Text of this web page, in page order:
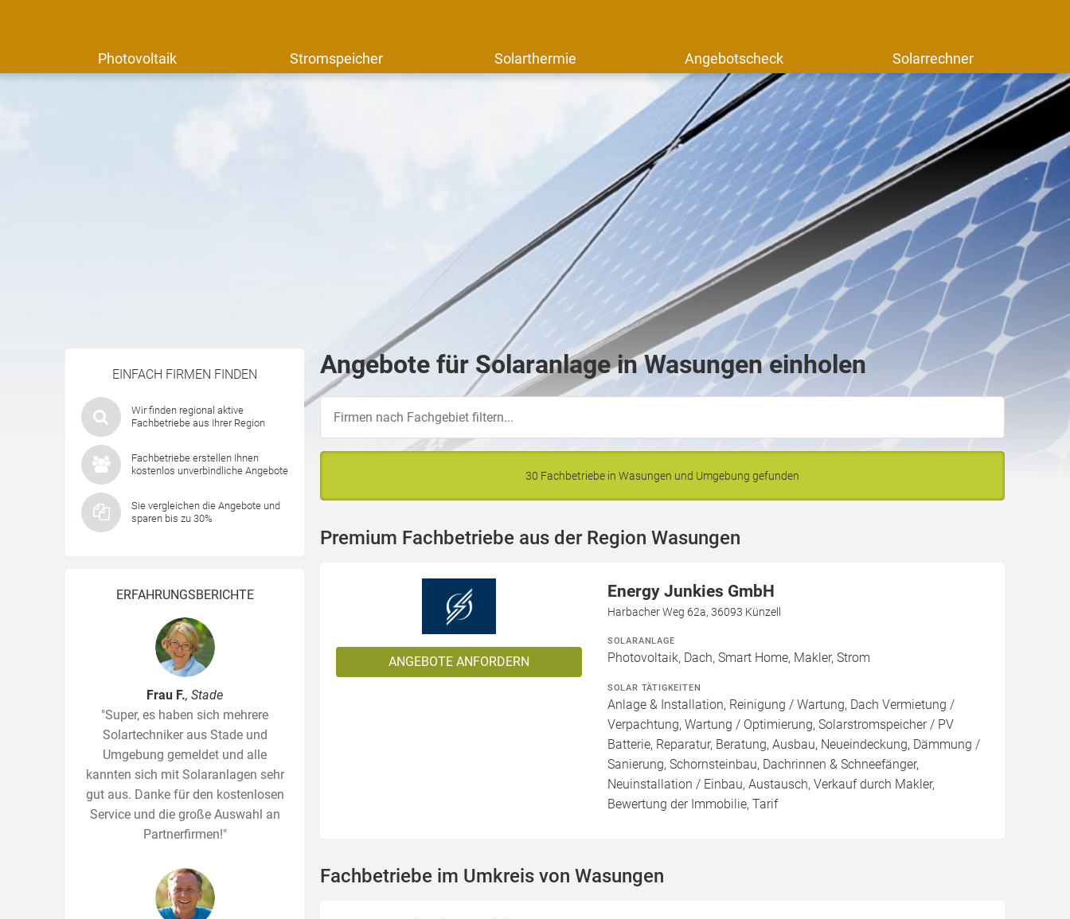
Photovoltaik Stromspeicher Solarthermie Angebotscheck Solarrechner
EINFACH FIRMEN FINDEN
Wir finden regional aktive
Fachbetriebe aus Ihrer Region
Fachbetriebe erstellen Ihnen
kostenlos unverbindliche Angebote
Sie vergleichen die Angebote und
sparen bis zu 30%
ERFAHRUNGSBERICHTE
Frau F., Stade
"Super, es haben sich mehrere
Solartechniker aus Stade und
Umgebung gemeldet und alle
kannten sich mit Solaranlagen sehr
gut aus. Danke für den kostenlosen
Service und die große Auswahl an
Partnerfirmen!"
Angebote für Solaranlage in Wasungen einholen
30 Fachbetriebe in Wasungen und Umgebung gefunden
Premium Fachbetriebe aus der Region Wasungen
ANGEBOTE ANFORDERN
Energy Junkies GmbH
Harbacher Weg 62a, 36093 Künzell
SOLARANLAGE
Photovoltaik, Dach, Smart Home, Makler, Strom
SOLAR TÄTIGKEITEN
Anlage & Installation, Reinigung / Wartung, Dach Vermietung /
Verpachtung, Wartung / Optimierung, Solarstromspeicher / PV
Batterie, Reparatur, Beratung, Ausbau, Neueindeckung, Dämmung /
Sanierung, Schornsteinbau, Dachrinnen & Schneefänger,
Neuinstallation / Einbau, Austausch, Verkauf durch Makler,
Bewertung der Immobilie, Tarif
Fachbetriebe im Umkreis von Wasungen